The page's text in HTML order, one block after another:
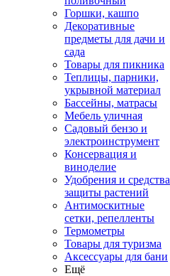
Горшки, кашпо
Декоративные
предметы для дачи и
сада
Товары для пикника
Теплицы, парники,
укрывной материал
Бассейны, матрасы
Мебель уличная
Садовый бензо и
электроинструмент
Консервация и
виноделие
Удобрения и средства
защиты растений
Антимоскитные
сетки, репелленты
Термометры
Товары для туризма
Аксессуары для бани
Ещё